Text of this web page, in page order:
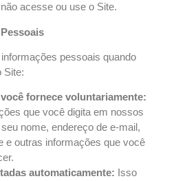
acesse ou use o Site.
pessoais quando
Site:
fornece voluntariamente:
que você digita em nossos
nome, endereço de e-mail,
e outras informações que você
automaticamente: Isso